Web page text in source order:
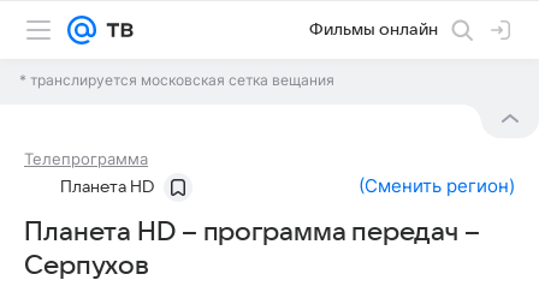
Фильмы онлайн
* транслируется московская сетка вещания
Телепрограмма
Планета HD (Сменить регион)
Планета HD – программа передач –
Серпухов